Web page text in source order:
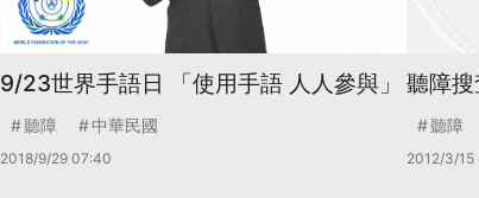
9/23世界手語日 「使用手語 人人參與」
聽障 中華民國
2018/9/29 07:40
聽障
聽障
2012/3/15